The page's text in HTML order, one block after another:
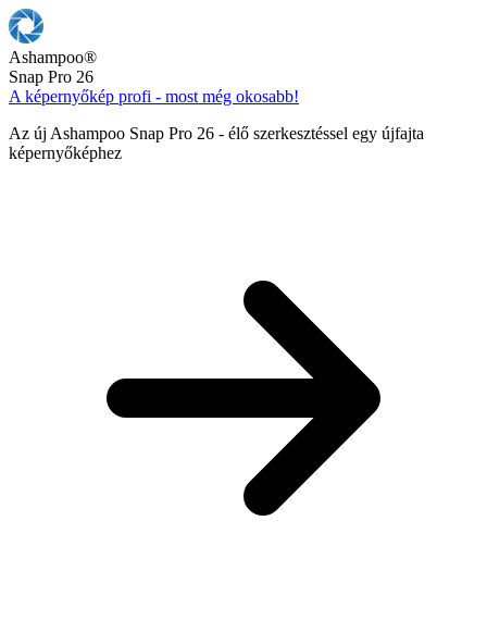
Ashampoo®
Snap Pro 26
A képernyőkép profi - most még okosabb!
Az új Ashampoo Snap Pro 26 - élő szerkesztéssel egy újfajta
képernyőképhez